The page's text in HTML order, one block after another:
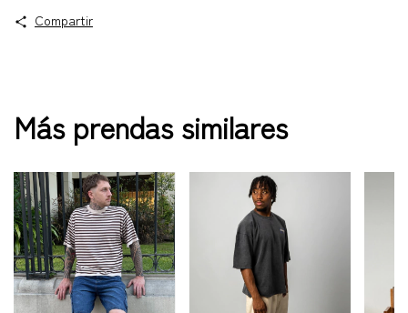
Compartir
Más prendas similares